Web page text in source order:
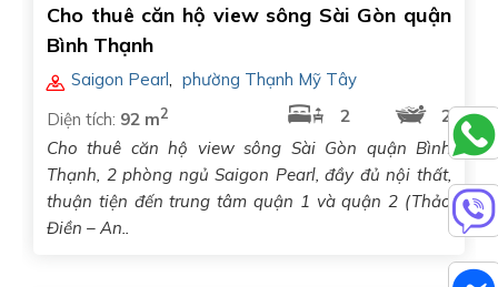
Cho thuê căn hộ view sông Sài Gòn quận
Bình Thạnh
Saigon Pearl
phường Thạnh Mỹ Tây
Diện tích: 92 m2 2
2
Cho thuê căn hộ view sông Sài Gòn quận Bình
Thạnh, 2 phòng ngủ Saigon Pearl, đầy đủ nội thất,
thuận tiện đến trung tâm quận 1 và quận 2 (Thảo
Điền – An..